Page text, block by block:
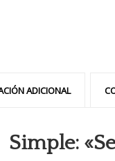
ADICIONAL
Simple: